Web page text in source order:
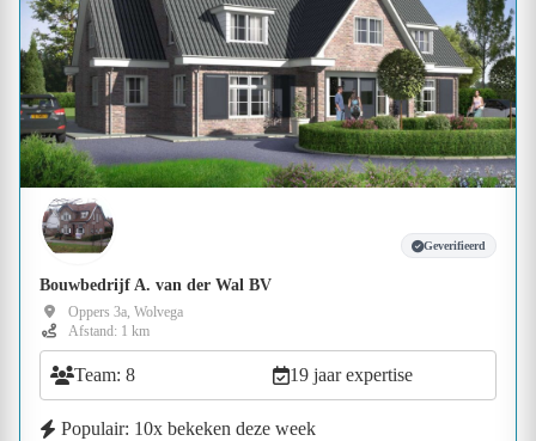
Geverifieerd
Bouwbedrijf A. van der Wal BV
Oppers 3a, Wolvega
Afstand: 1 km
Team: 8 19 jaar expertise
Populair: 10x bekeken deze week